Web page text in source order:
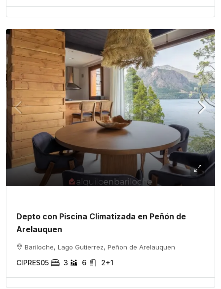
Depto con Piscina Climatizada en Peñón de
Arelauquen
Bariloche, Lago Gutierrez, Peñon de Arelauquen
CIPRES05 3 6 2+1